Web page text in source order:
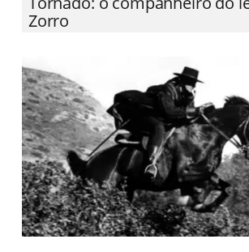
Tornado: o companheiro do